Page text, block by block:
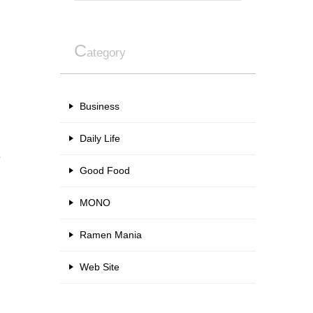
Category
Business
Daily Life
Good Food
MONO
Ramen Mania
Web Site